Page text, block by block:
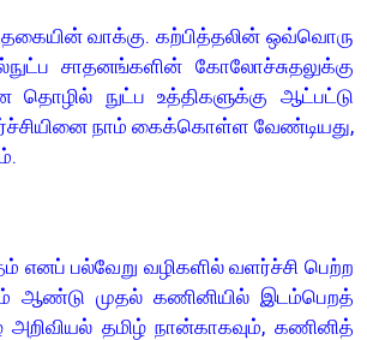
வாக்கு. கற்பித்தலின் ஒவ்வொரு
சாதனங்களின் கோலோச்சுதலுக்கு
நுட்ப உத்திகளுக்கு ஆட்பட்டு
நாம் கைக்கொள்ள வேண்டியது,
பல்வேறு வழிகளில் வளர்ச்சி பெற்ற
ஆண்டு முதல் கணினியில் இடம்பெறத்
தமிழ் நான்காகவும், கணினித்